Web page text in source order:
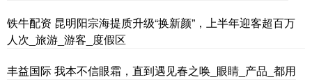
铁牛配资 昆明阳宗海提质升级“换新颜”，上半年迎客超百万
人次_旅游_游客_度假区
丰益国际 我本不信眼霜，直到遇见春之唤_眼睛_产品_都用